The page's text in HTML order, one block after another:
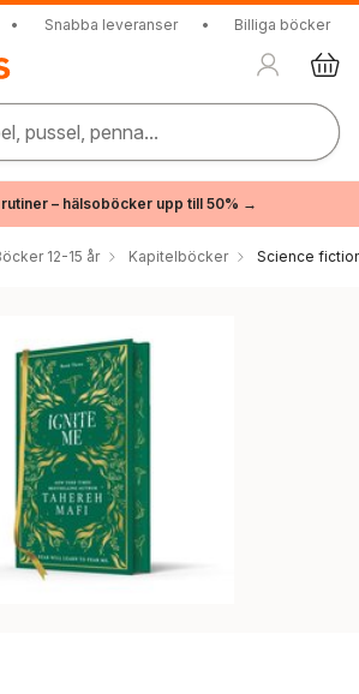
• Snabba leveranser • Billiga böcker
pussel, penna...
rutiner – hälsoböcker upp till 50% →
12-15 år Kapitelböcker Science